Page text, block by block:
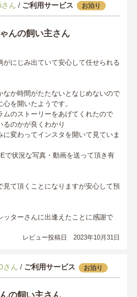
ん / ご利用サービス お泊り
んの飼い主さん
がにじみ出ていて安心して任せられる
なか時間がたたないとなじめないので
を開いたようです。
ムのストーリーをあげてくれたので
るのかが良くわかり
に変わってインスタを開いて見ていま
で状況な写真・動画を送って頂き有
見て頂くことになりますが安心して預
ッターさんに出逢えたことに感謝で
レビュー投稿日 2023年10月31日
さん / ご利用サービス お泊り
の飼い主さん